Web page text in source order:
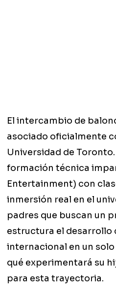
El intercambio de
asociado oficialmente
Universidad de
formación técnica
Entertainment) con
inmersión real en el
padres que buscan un
estructura el desarrollo
internacional en un
qué experimentará su
para esta trayectoria.